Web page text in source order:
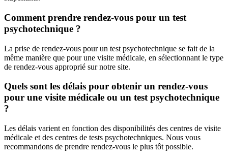
Comment prendre rendez-vous pour un test
psychotechnique ?
La prise de rendez-vous pour un test psychotechnique se fait de la
même manière que pour une visite médicale, en sélectionnant le type
de rendez-vous approprié sur notre site.
Quels sont les délais pour obtenir un rendez-vous
pour une visite médicale ou un test psychotechnique
?
Les délais varient en fonction des disponibilités des centres de visite
médicale et des centres de tests psychotechniques. Nous vous
recommandons de prendre rendez-vous le plus tôt possible.